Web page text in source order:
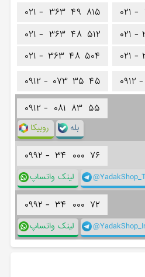
۰۲۱ -
۰۲۱ -
۰۲۱ -
۰۲۱ - ۳۶۳ ۴۹ ۸۱۵
۰۲۱ - ۳۶۳ ۴۸ ۵۱۲
۰۲۱ - ۳۶۳ ۴۸ ۵۰۴
۰۹۱۲ - ۰۹۱۲ - ۰۷۳ ۳۵ ۴۵
۰۹۱۲ - ۰۸۱ ۸۳ ۵۵
روبیکا بله
۰۹۹۲ - ۳۴ ۰۰۰ ۷۶
لینک واتساپ
۰۹۹۲ - ۳۴ ۰۰۰ ۷۲
لینک واتساپ